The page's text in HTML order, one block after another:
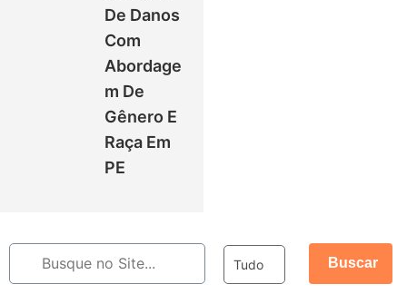
De Danos
Com
Abordage
M De
Gênero E
Raça Em
PE
Tudo Buscar